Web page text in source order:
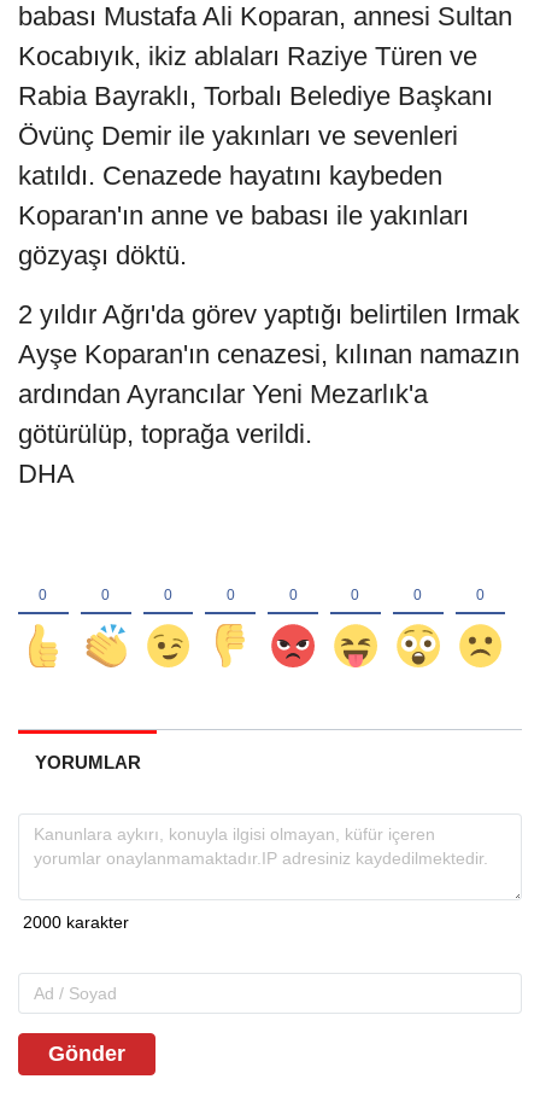
babası Mustafa Ali Koparan, annesi Sultan
Kocabıyık, ikiz ablaları Raziye Türen ve
Rabia Bayraklı, Torbalı Belediye Başkanı
Övünç Demir ile yakınları ve sevenleri
katıldı. Cenazede hayatını kaybeden
Koparan'ın anne ve babası ile yakınları
gözyaşı döktü.
2 yıldır Ağrı'da görev yaptığı belirtilen Irmak
Ayşe Koparan'ın cenazesi, kılınan namazın
ardından Ayrancılar Yeni Mezarlık'a
götürülüp, toprağa verildi.
DHA
YORUMLAR
Gönder